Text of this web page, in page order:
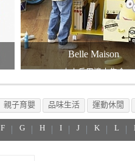
Belle Maison
小小兵周邊大集合
親子育嬰 品味生活 運動休閒
F G H I J K L